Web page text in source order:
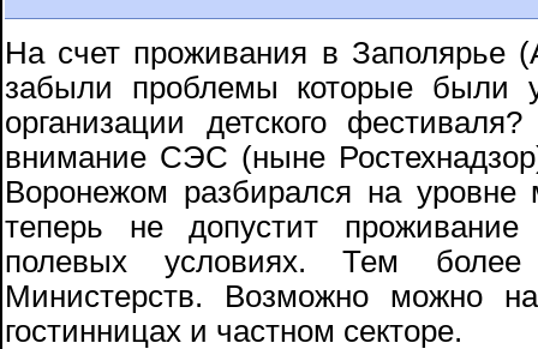
На счет проживания в Заполярье
забыли проблемы которые были
организации детского
внимание СЭС (ныне
Воронежом разбирался на
теперь не допустит
полевых условиях. Тем
Министерств. Возможно можно
гостинницах и частном секторе.